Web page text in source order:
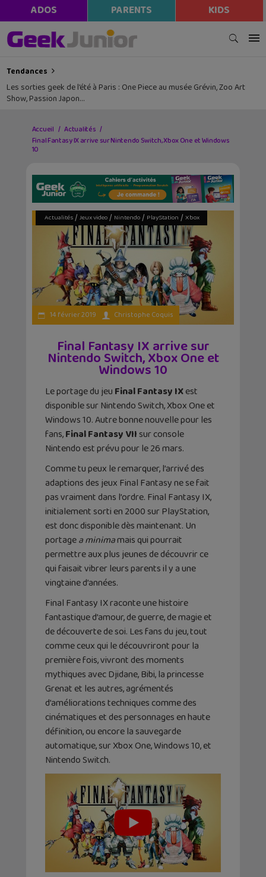
ADOS PARENTS KIDS
Tendances
Les sorties geek de l’été à Paris : One Piece au musée Grévin, Zoo Art
Show, Passion Japon…
Accueil
Actualités
Final Fantasy IX arrive sur Nintendo Switch, Xbox One et Windows
10
Actualités/ Jeux video/ Nintendo/ PlayStation / Xbox
14 février 2019 Christophe Coquis
Final Fantasy IX arrive sur
Nintendo Switch, Xbox One et
Windows 10
Le portage du jeu Final Fantasy IXest
disponible sur Nintendo Switch, Xbox One et
Windows 10. Autre bonne nouvelle pour les
fans,Final Fantasy VII sur console
Nintendo est prévu pour le 26 mars.
Comme tu peux le remarquer, l’arrivé des
adaptions des jeux Final Fantasy ne se fait
pas vraiment dans l’ordre. Final Fantasy IX,
initialement sorti en 2000 sur PlayStation,
est donc disponible dès maintenant. Un
portagea minimamais qui pourrait
permettre aux plus jeunes de découvrir ce
qui faisait vibrer leurs parents il y a une
vingtaine d’années.
Final Fantasy IX raconte une histoire
fantastique d’amour, de guerre, de magie et
de découverte de soi. Les fans du jeu, tout
comme ceux qui le découvriront pour la
première fois, vivront des moments
mythiques avec Djidane, Bibi, la princesse
Grenat et les autres, agrémentés
d’améliorations techniques comme des
cinématiques et des personnages en haute
définition, ou encore la sauvegarde
automatique, sur Xbox One, Windows 10, et
Nintendo Switch.